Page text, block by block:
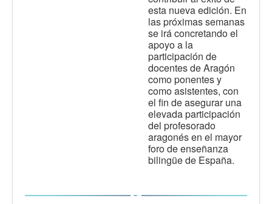
esta nueva edición. En
las próximas semanas
se irá concretando el
apoyo a la
participación de
docentes de Aragón
como ponentes y
como asistentes, con
el fin de asegurar una
elevada participación
del profesorado
aragonés en el mayor
foro de enseñanza
bilingüe de España.